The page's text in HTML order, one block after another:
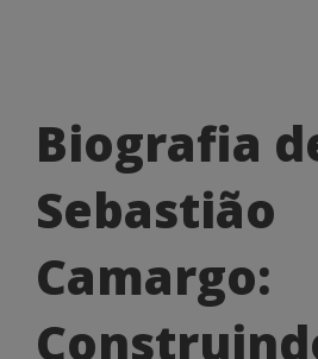
Biografia
de
Sebastião
Camargo:
Construindo
Biografia
Sebastião
Camargo: